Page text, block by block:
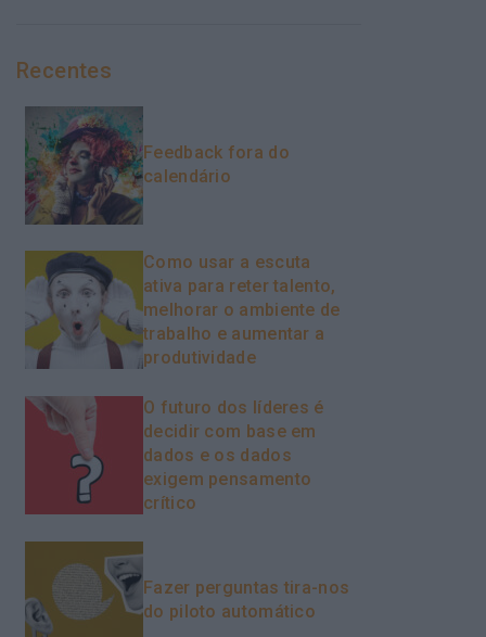
Recentes
Feedback fora do
calendário
Como usar a escuta
ativa para reter talento,
melhorar o ambiente de
trabalho e aumentar a
produtividade
O futuro dos líderes é
decidir com base em
dados e os dados
exigem pensamento
crítico
Fazer perguntas tira-nos
do piloto automático